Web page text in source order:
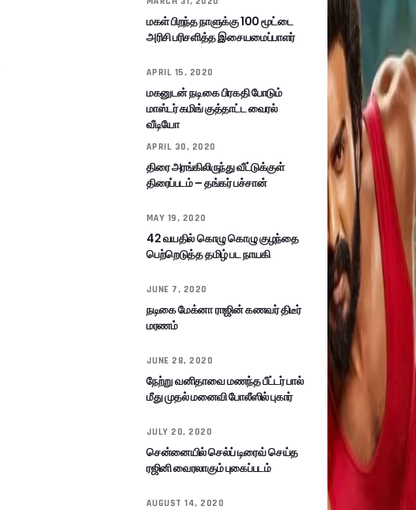
மகள் பிறந்த நாளுக்கு 100 மூட்டை
அரிசி பரிசளித்த இசையமைப்பாளர்
APRIL 15, 2020
மகனுடன் நடிகை பிரகதி போடும்
மாஸ்டர் கமிங் குத்தாட்ட வைரல்
வீடியோ
APRIL 30, 2020
திரை அரங்கிலிருந்து வீட்டுக்குள்
திரைப்படம் – தங்கர் பச்சான்
MAY 19, 2020
42 வயதில் கொழு கொழு குழந்தை
பெற்றெடுத்த தமிழ் பட நாயகி
JUNE 7, 2020
நடிகை மேக்னா ராஜின் கணவர் திடீர்
மரணம்
JUNE 28, 2020
நேற்று வனிதாவை மணந்த பீட்டர் பால்
மீது முதல் மனைவி போலீஸில் புகார்
JULY 20, 2020
சென்னையில் செல்ப் டிரைவ் செய்த
ரஜினி வைரலாகும் புகைப்படம்
AUGUST 14, 2020